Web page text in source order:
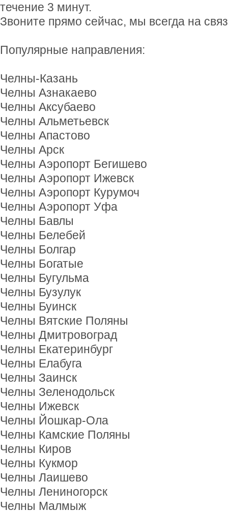
течение 3 минут.
Звоните прямо сейчас, мы всегда на
Популярные направления:
Челны-Казань
Челны Азнакаево
Челны Аксубаево
Челны Альметьевск
Челны Апастово
Челны Арск
Челны Аэропорт Бегишево
Челны Аэропорт Ижевск
Челны Аэропорт Курумоч
Челны Аэропорт Уфа
Челны Бавлы
Челны Белебей
Челны Болгар
Челны Богатые
Челны Бугульма
Челны Бузулук
Челны Буинск
Челны Вятские Поляны
Челны Дмитровоград
Челны Екатеринбург
Челны Елабуга
Челны Заинск
Челны Зеленодольск
Челны Ижевск
Челны Йошкар-Ола
Челны Камские Поляны
Челны Киров
Челны Кукмор
Челны Лаишево
Челны Лениногорск
Челны Малмыж